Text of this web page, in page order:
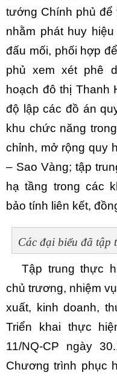
tướng Chính phủ để
nhằm phát huy
đấu mối, phối hợp
phủ xem xét phê
hoạch đô thị Thanh
độ lập các đồ án
khu chức năng
chỉnh, mở rộng quy
– Sao Vàng; tập
hạ tầng trong các
bảo tính liên kết,
Các đại biểu đã tập
Tập trung thực
chủ trương, nhiệm
xuất, kinh doanh,
Triển khai thực
11/NQ-CP ngày 30.
Chương trình phục